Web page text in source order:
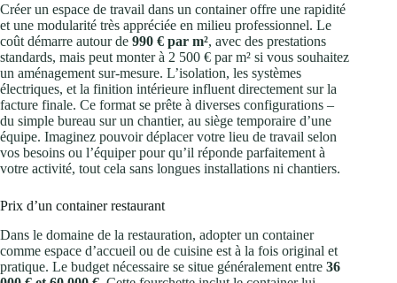
Créer un espace de travail dans un container offre une rapidité
et une modularité très appréciée en milieu professionnel. Le
coût démarre autour de 990 € par m², avec des prestations
standards, mais peut monter à 2 500 € par m² si vous souhaitez
un aménagement sur-mesure. L’isolation, les systèmes
électriques, et la finition intérieure influent directement sur la
facture finale. Ce format se prête à diverses configurations –
du simple bureau sur un chantier, au siège temporaire d’une
équipe. Imaginez pouvoir déplacer votre lieu de travail selon
vos besoins ou l’équiper pour qu’il réponde parfaitement à
votre activité, tout cela sans longues installations ni chantiers.
Prix d’un container restaurant
Dans le domaine de la restauration, adopter un container
comme espace d’accueil ou de cuisine est à la fois original et
pratique. Le budget nécessaire se situe généralement entre 36